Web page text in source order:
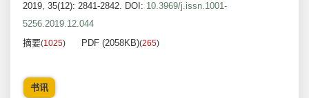
2019, 35(12): 2841-2842. DOI: 10.3969/j.issn.1001-
5256.2019.12.044
摘要(1025) PDF (2058KB)(265)
书讯